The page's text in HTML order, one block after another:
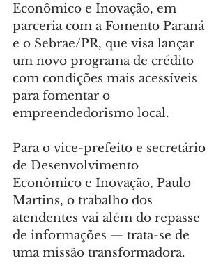
Econômico e Inovação, em
parceria com a Fomento Paraná
e o Sebrae/PR, que visa lançar
um novo programa de crédito
com condições mais acessíveis
para fomentar o
empreendedorismo local.
Para o vice-prefeito e secretário
de Desenvolvimento
Econômico e Inovação, Paulo
Martins, o trabalho dos
atendentes vai além do repasse
de informações — trata-se de
uma missão transformadora.